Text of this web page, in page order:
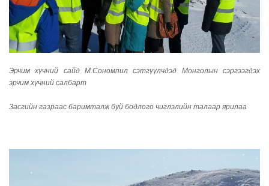
Эрчим хүчний сайд М.Сономпил сэтгүүлчдэд Монголын сэргээгдэх
эрчим хүчний салбарт
Засгийн газраас баримталж буй бодлого чиглэлийн талаар ярилаа